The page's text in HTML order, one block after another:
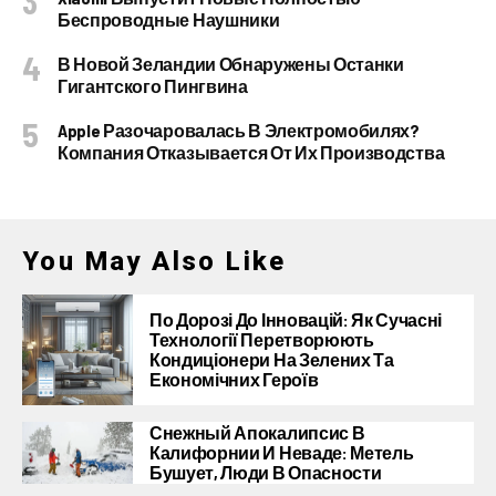
Беспроводные Наушники
В Новой Зеландии Обнаружены Останки
Гигантского Пингвина
Apple Разочаровалась В Электромобилях?
Компания Отказывается От Их Производства
You May Also Like
По Дорозі До Інновацій: Як Сучасні
Технології Перетворюють
Кондиціонери На Зелених Та
Економічних Героїв
Снежный Апокалипсис В
Калифорнии И Неваде: Метель
Бушует, Люди В Опасности